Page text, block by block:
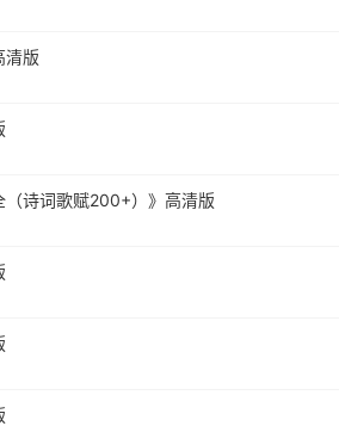
清版
诗词歌赋200+）》高清版